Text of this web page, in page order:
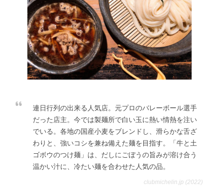
連日行列の出来る人気店。元プロのバレーボール選手
だった店主。今では製麺所で白い玉に熱い情熱を注い
でいる。各地の国産小麦をブレンドし、滑らかな舌ざ
わりと、強いコシを兼ね備えた麺を目指す。「牛と土
ゴボウのつけ麺」は、だしにごぼうの旨みが溶け合う
温かい汁に、冷たい麺を合わせた人気の品。
clubmichelin.jp (2022)